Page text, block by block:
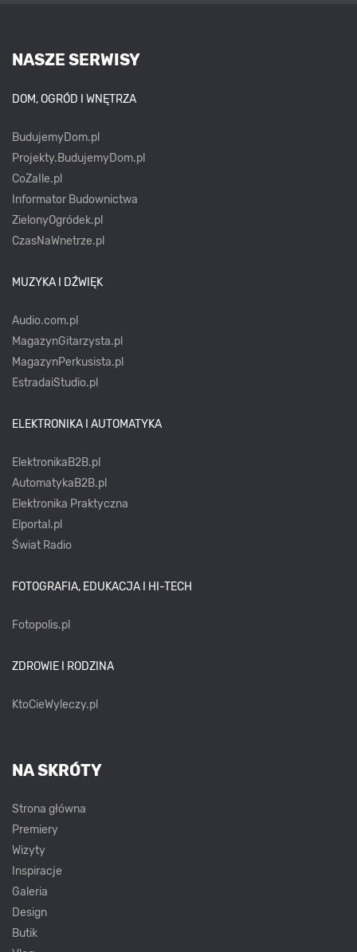
NASZE SERWISY
DOM, OGRÓD I WNĘTRZA
BudujemyDom.pl
Projekty.BudujemyDom.pl
CoZaIle.pl
Informator Budownictwa
ZielonyOgródek.pl
CzasNaWnetrze.pl
MUZYKA I DŹWIĘK
Audio.com.pl
MagazynGitarzysta.pl
MagazynPerkusista.pl
EstradaiStudio.pl
ELEKTRONIKA I AUTOMATYKA
ElektronikaB2B.pl
AutomatykaB2B.pl
Elektronika Praktyczna
Elportal.pl
Świat Radio
FOTOGRAFIA, EDUKACJA I HI-TECH
Fotopolis.pl
ZDROWIE I RODZINA
KtoCieWyleczy.pl
NA SKRÓTY
Strona główna
Premiery
Wizyty
Inspiracje
Galeria
Design
Butik